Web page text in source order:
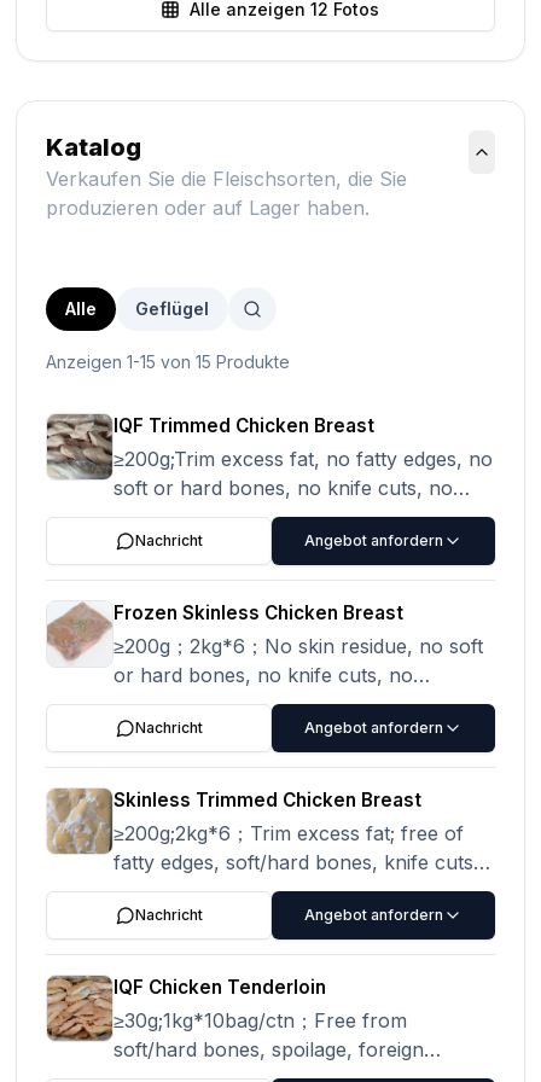
Alle anzeigen 12 Fotos
Katalog
Verkaufen Sie die Fleischsorten, die Sie
produzieren oder auf Lager haben.
Alle Geflügel
Anzeigen 1-15 von 15 Produkte
IQF Trimmed Chicken Breast
≥200g;Trim excess fat, no fatty edges, no
soft or hard bones, no knife cuts, no
spoilage, no foreign objects or impurities,
no severe blood clots.
Nachricht Angebot anfordern
Frozen Skinless Chicken Breast
≥200g；2kg*6；No skin residue, no soft
or hard bones, no knife cuts, no
spoilage, no foreign objects or impurities,
no severe blood clots. Blood clots larger
than 2 cm² are unacceptable; blood clots
smaller than 2 cm² shall not exceed 2%
of the sampled quantity. Packed in
arranged (tray pack) style.
Nachricht Angebot anfordern
Skinless Trimmed Chicken Breast
≥200g;2kg*6；Trim excess fat; free of
fatty edges, soft/hard bones, knife cuts,
spoilage, foreign matter/impurities, and
severe blood clots. Blood clots exceeding
2 cm² are prohibited. Clots under 2 cm²
shall not exceed 2% of the sampled
quantity. Products must be individually
arranged and packaged.
Nachricht Angebot anfordern
IQF Chicken Tenderloin
≥30g;1kg*10bag/ctn；Free from
soft/hard bones, spoilage, foreign